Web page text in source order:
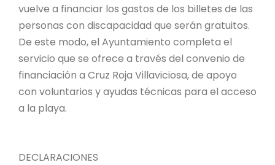
vuelve a financiar los gastos de los billetes de las
personas con discapacidad que serán gratuitos.
De este modo, el Ayuntamiento completa el
servicio que se ofrece a través del convenio de
financiación a Cruz Roja Villaviciosa, de apoyo
con voluntarios y ayudas técnicas para el acceso
a la playa.
DECLARACIONES